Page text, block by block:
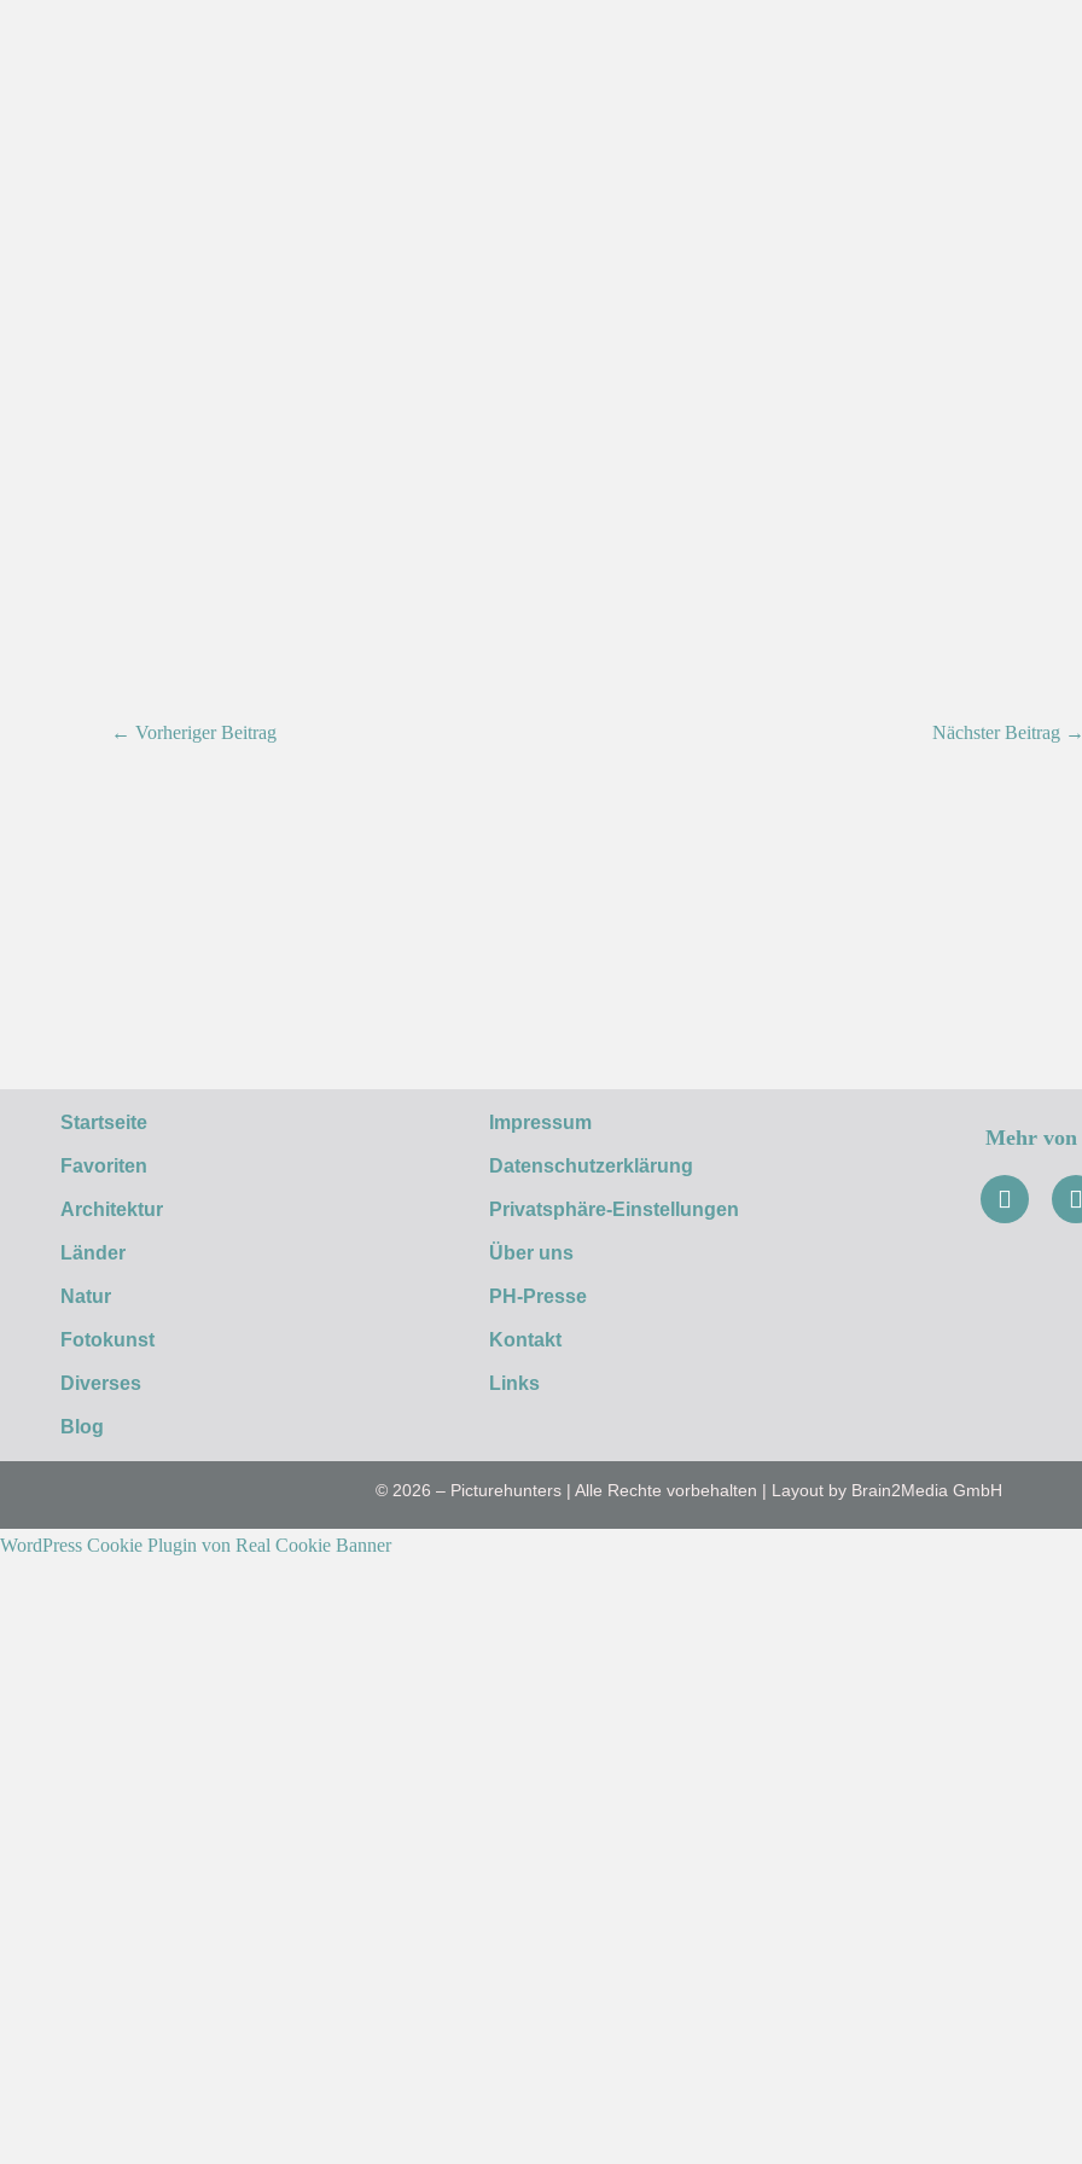
← Vorheriger Beitrag Nächster Beitrag →
Startseite
Favoriten
Architektur
Länder
Natur
Fotokunst
Diverses
Blog
Impressum
Datenschutzerklärung
Privatsphäre-Einstellungen
Über uns
PH-Presse
Kontakt
Links
Mehr von
© 2026 – Picturehunters | Alle Rechte vorbehalten | Layout by Brain2Media GmbH
WordPress Cookie Plugin von Real Cookie Banner